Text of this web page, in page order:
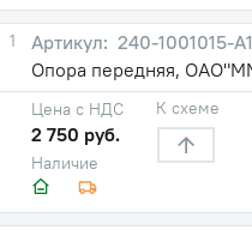
1
240-1001015-А1
Опора передняя,
Наличие
Цена с НДС
2 750 руб.
К схеме